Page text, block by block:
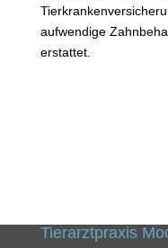
aufwendige
erstattet.
Tierarztpraxis